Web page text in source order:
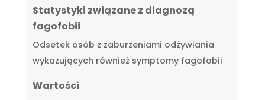
Statystyki związane z diagnozą
fagofobii
Odsetek osób z zaburzeniami odżywiania
wykazujących również symptomy fagofobii
Wartości